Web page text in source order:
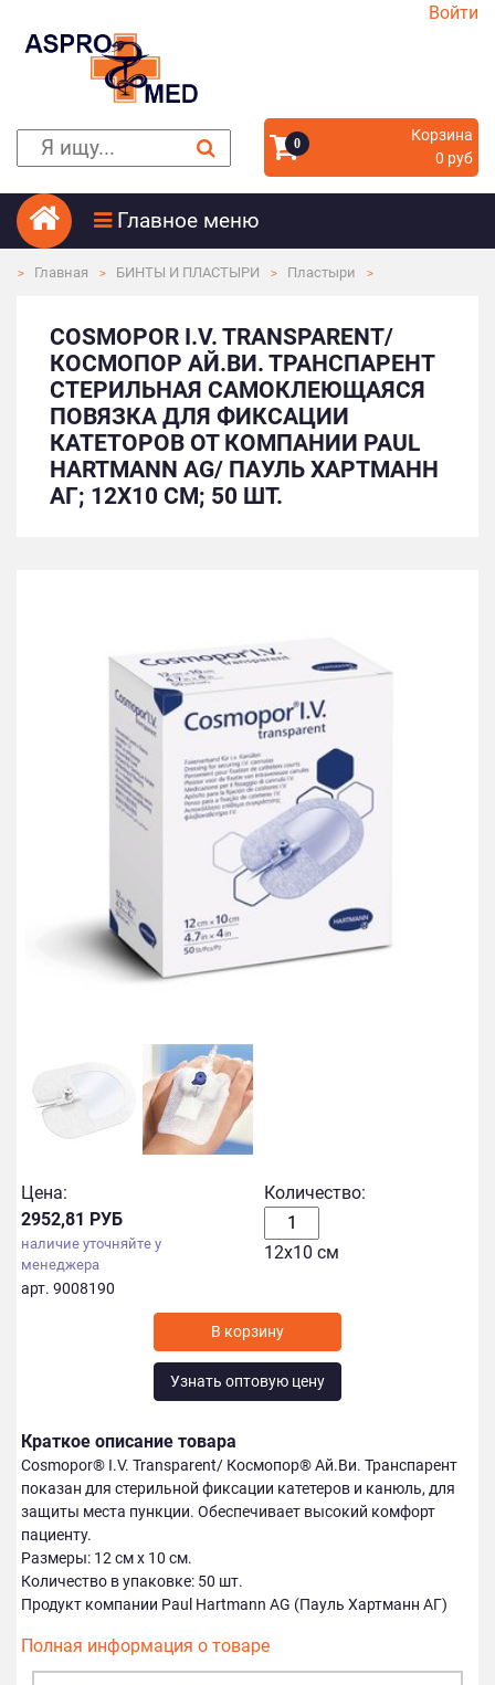
Войти
0
Корзина
0 руб
Главное меню
Главная БИНТЫ И ПЛАСТЫРИ Пластыри
COSMOPOR I.V. TRANSPARENT/
КОСМОПОР АЙ.ВИ. ТРАНСПАРЕНТ
СТЕРИЛЬНАЯ САМОКЛЕЮЩАЯСЯ
ПОВЯЗКА ДЛЯ ФИКСАЦИИ
КАТЕТОРОВ ОТ КОМПАНИИ PAUL
HARTMANN AG/ ПАУЛЬ ХАРТМАНН
АГ; 12X10 СМ; 50 ШТ.
Цена:
2952,81 РУБ
наличие уточняйте у
менеджера
арт. 9008190
Количество:
12х10 см
Узнать оптовую цену
Краткое описание товара
Cosmopor® I.V. Transparent/ Космопор® Ай.Ви. Транспарент
показан для стерильной фиксации катетеров и канюль, для
защиты места пункции. Обеспечивает высокий комфорт
пациенту.
Размеры: 12 см х 10 см.
Количество в упаковке: 50 шт.
Продукт компании Paul Hartmann AG (Пауль Хартманн АГ)
Полная информация о товаре